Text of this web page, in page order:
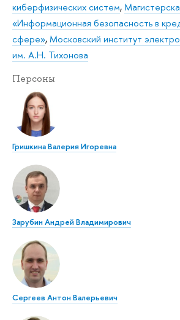
киберфизических систем,
«Информационная безопасность в
сфере»,Московский институт
им. А.Н. Тихонова
Персоны
Гришкина Валерия Игоревна
Зарубин Андрей Владимирович
Сергеев Антон Валерьевич